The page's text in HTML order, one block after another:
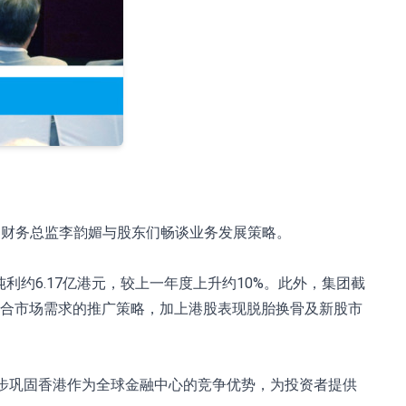
总监李韵媚与股东们畅谈业务发展策略。
约6.17亿港元，较上一年度上升约10%。此外，集团截
市场需求的推广策略，加上港股表现脱胎换骨及新股市
固香港作为全球金融中心的竞争优势，为投资者提供